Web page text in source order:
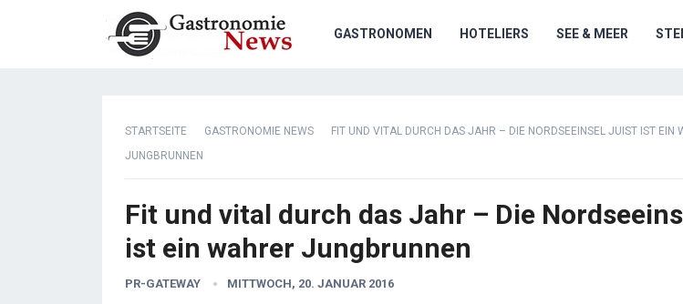
GASTRONOMEN HOTELIERS SEE & MEER
STARTSEITE GASTRONOMIE NEWS
FIT UND VITAL DURCH DAS JAHR – DIE NORDSEEINSEL JUIST IST EIN
JUNGBRUNNEN
Fit und vital durch das Jahr – Die
ist ein wahrer Jungbrunnen
PR-GATEWAY MITTWOCH, 20. JANUAR 2016